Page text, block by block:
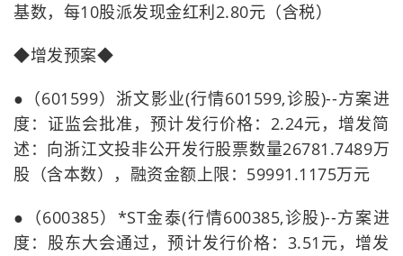
基数，每10股派发现金红利2.80元（含税）
◆增发预案◆
●（601599）浙文影业(行情601599,诊股)--方案进
度：证监会批准，预计发行价格：2.24元，增发简
述：向浙江文投非公开发行股票数量26781.7489万
股（含本数），融资金额上限：59991.1175万元
●（600385）*ST金泰(行情600385,诊股)--方案进
度：股东大会通过，预计发行价格：3.51元，增发